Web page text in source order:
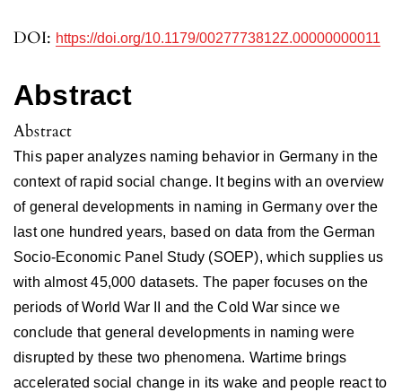
DOI: https://doi.org/10.1179/0027773812Z.00000000011
Abstract
Abstract
This paper analyzes naming behavior in Germany in the
context of rapid social change. It begins with an overview
of general developments in naming in Germany over the
last one hundred years, based on data from the German
Socio-Economic Panel Study (SOEP), which supplies us
with almost 45,000 datasets. The paper focuses on the
periods of World War II and the Cold War since we
conclude that general developments in naming were
disrupted by these two phenomena. Wartime brings
accelerated social change in its wake and people react to